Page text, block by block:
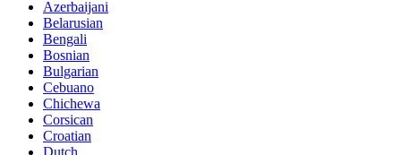
Azerbaijani
Belarusian
Bengali
Bosnian
Bulgarian
Cebuano
Chichewa
Corsican
Croatian
Dutch